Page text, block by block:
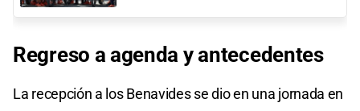
Regreso a agenda y antecedentes
La recepción a los Benavides se dio en una jornada en